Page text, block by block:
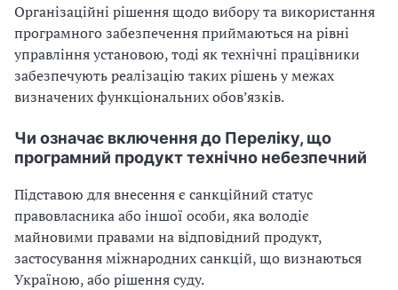
Організаційні рішення щодо вибору та використання
програмного забезпечення приймаються на рівні
управління установою, тоді як технічні працівники
забезпечують реалізацію таких рішень у межах
визначених функціональних обов’язків.
Чи означає включення до Переліку, що
програмний продукт технічно небезпечний
Підставою для внесення є санкційний статус
правовласника або іншої особи, яка володіє
майновими правами на відповідний продукт,
застосування міжнародних санкцій, що визнаються
Україною, або рішення суду.